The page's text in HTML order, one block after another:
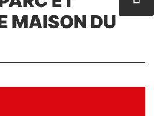
MAISON DU